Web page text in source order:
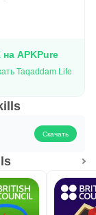
APKPure
Taqaddam Life
Скачать